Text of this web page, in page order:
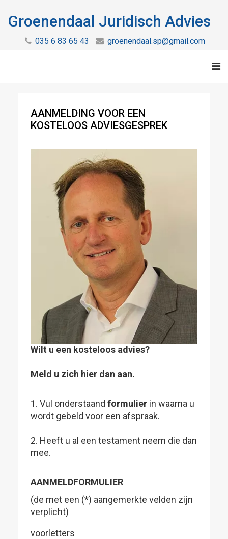
Groenendaal Juridisch Advies
035 6 83 65 43 groenendaal.sp@gmail.com
AANMELDING VOOR EEN
KOSTELOOS ADVIESGESPREK
Wilt u een kosteloos advies?
Meld u zich hier dan aan.
1. Vul onderstaand formulier in waarna u
wordt gebeld voor een afspraak.
2. Heeft u al een testament neem die dan
mee.
AANMELDFORMULIER
(de met een (*) aangemerkte velden zijn
verplicht)
voorletters